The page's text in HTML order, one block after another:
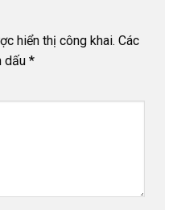
hiển thị công khai. Các
dấu *